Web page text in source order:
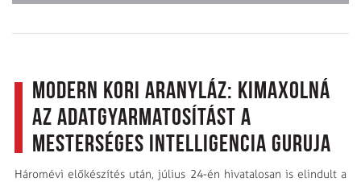
Modern kori aranyláz: kimaxolná
az adatgyarmatosítást a
mesterséges intelligencia guruja
Háromévi előkészítés után, július 24-én hivatalosan is elindult a